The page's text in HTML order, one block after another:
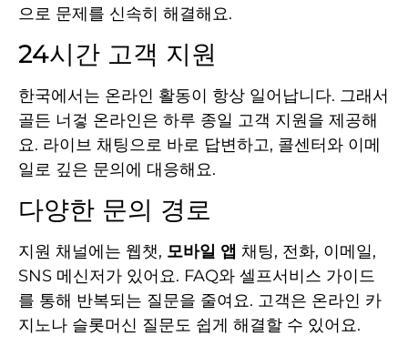
으로 문제를 신속히 해결해요.
24시간 고객 지원
한국에서는 온라인 활동이 항상 일어납니다. 그래서
골든 너겋 온라인은 하루 종일 고객 지원을 제공해
요. 라이브 채팅으로 바로 답변하고, 콜센터와 이메
일로 깊은 문의에 대응해요.
다양한 문의 경로
지원 채널에는 웹챗, 모바일 앱 채팅, 전화, 이메일,
SNS 메신저가 있어요. FAQ와 셀프서비스 가이드
를 통해 반복되는 질문을 줄여요. 고객은 온라인 카
지노나 슬롯머신 질문도 쉽게 해결할 수 있어요.